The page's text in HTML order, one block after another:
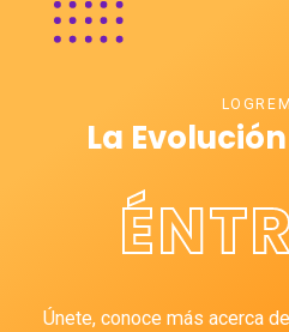
La
Únete, conoce más acerca